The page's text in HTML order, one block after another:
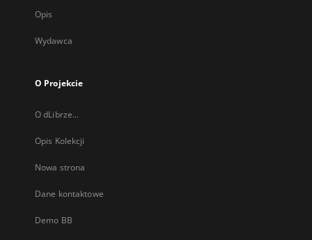
Opis
Wydawca
O Projekcie
O dLibrze...
Opis Kolekcji
Nowa strona
Dane kontaktowe
Demo BB